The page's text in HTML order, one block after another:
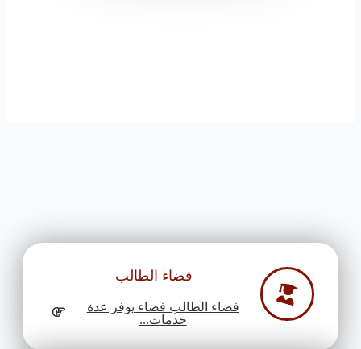
فضاء الطالب
فضاء الطالب فضاء يوفر عدة
خدمات...